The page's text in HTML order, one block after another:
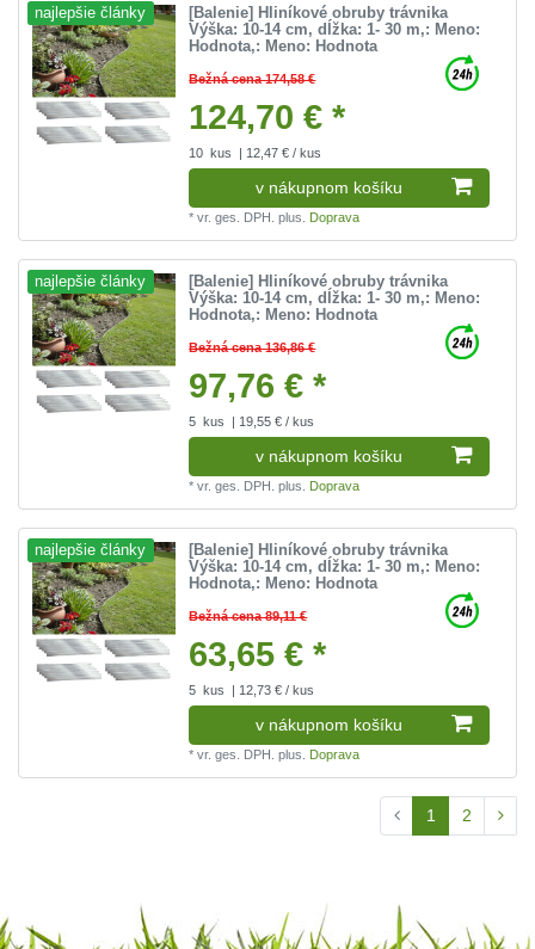
najlepšie články
[Balenie] Hliníkové obruby trávnika
Výška: 10-14 cm, dĺžka: 1- 30 m,: Meno:
Hodnota,: Meno: Hodnota
Bežná cena 174,58 €
124,70 € *
10 kus | 12,47 € / kus
v nákupnom košíku
*vr. ges. DPH. plus. Doprava
najlepšie články
[Balenie] Hliníkové obruby trávnika
Výška: 10-14 cm, dĺžka: 1- 30 m,: Meno:
Hodnota,: Meno: Hodnota
Bežná cena 136,86 €
97,76 € *
5 kus | 19,55 € / kus
v nákupnom košíku
*vr. ges. DPH. plus. Doprava
najlepšie články
[Balenie] Hliníkové obruby trávnika
Výška: 10-14 cm, dĺžka: 1- 30 m,: Meno:
Hodnota,: Meno: Hodnota
Bežná cena 89,11 €
63,65 € *
5 kus | 12,73 € / kus
v nákupnom košíku
*vr. ges. DPH. plus. Doprava
1 2